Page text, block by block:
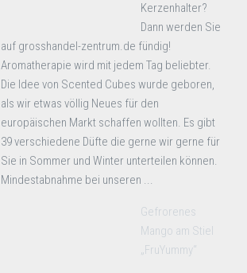
Kerzenhalter?
Dann werden Sie
auf grosshandel-zentrum.de fündig!
Aromatherapie wird mit jedem Tag beliebter.
Die Idee von Scented Cubes wurde geboren,
als wir etwas völlig Neues für den
europäischen Markt schaffen wollten. Es gibt
39 verschiedene Düfte die gerne wir gerne für
Sie in Sommer und Winter unterteilen können.
Mindestabnahme bei unseren ...
Gefrorenes
Mango am Stiel
„FruYummy“